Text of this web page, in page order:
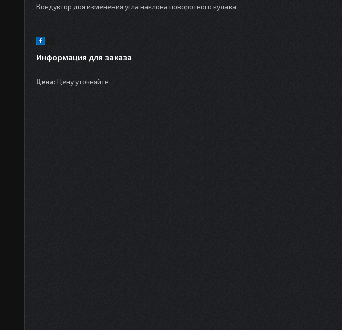
Кондуктор доя изменения угла наклона поворотного кулака
Информация для заказа
Цена: Цену уточняйте